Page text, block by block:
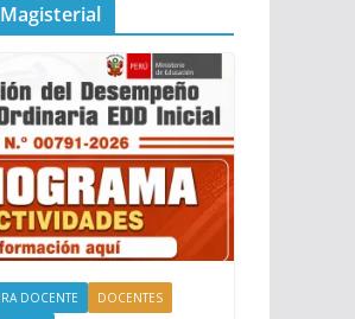
DOCENTE
DOCENTES